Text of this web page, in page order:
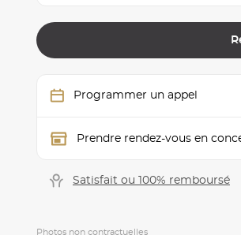
Programmer un appel
Prendre rendez-vous en
Satisfait ou 100% remboursé
Photos non contractuelles